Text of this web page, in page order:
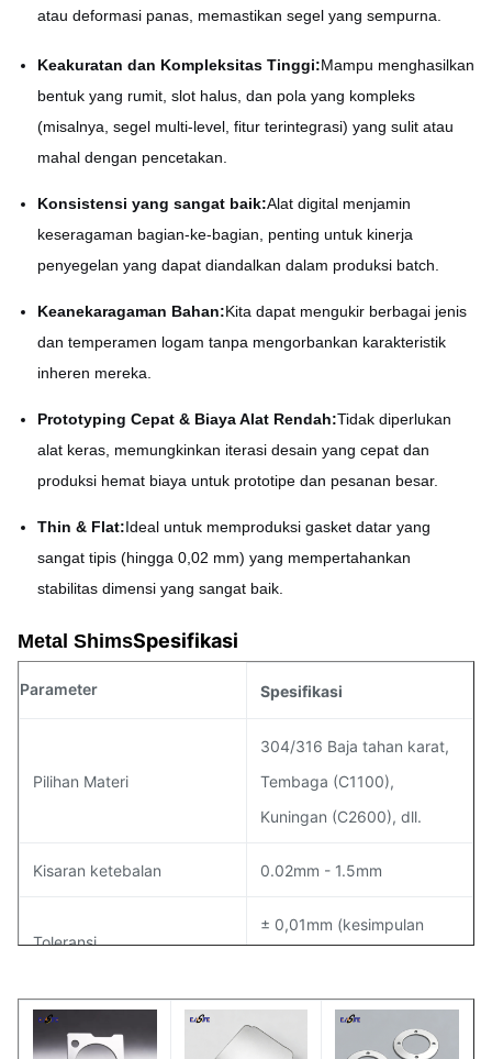
atau deformasi panas, memastikan segel yang sempurna.
Keakuratan dan Kompleksitas Tinggi:Mampu menghasilkan
bentuk yang rumit, slot halus, dan pola yang kompleks
(misalnya, segel multi-level, fitur terintegrasi) yang sulit atau
mahal dengan pencetakan.
Konsistensi yang sangat baik:Alat digital menjamin
keseragaman bagian-ke-bagian, penting untuk kinerja
penyegelan yang dapat diandalkan dalam produksi batch.
Keanekaragaman Bahan:Kita dapat mengukir berbagai jenis
dan temperamen logam tanpa mengorbankan karakteristik
inheren mereka.
Prototyping Cepat & Biaya Alat Rendah:Tidak diperlukan
alat keras, memungkinkan iterasi desain yang cepat dan
produksi hemat biaya untuk prototipe dan pesanan besar.
Thin & Flat:Ideal untuk memproduksi gasket datar yang
sangat tipis (hingga 0,02 mm) yang mempertahankan
stabilitas dimensi yang sangat baik.
Metal ShimsSpesifikasi
Parameter Spesifikasi
Pilihan Materi
304/316 Baja tahan karat,
Tembaga (C1100),
Kuningan (C2600), dll.
Kisaran ketebalan 0.02mm - 1.5mm
Toleransi
± 0,01mm (kesimpulan
Perbaikan permukaan
Matte, dipoles, atau khusus
selesai